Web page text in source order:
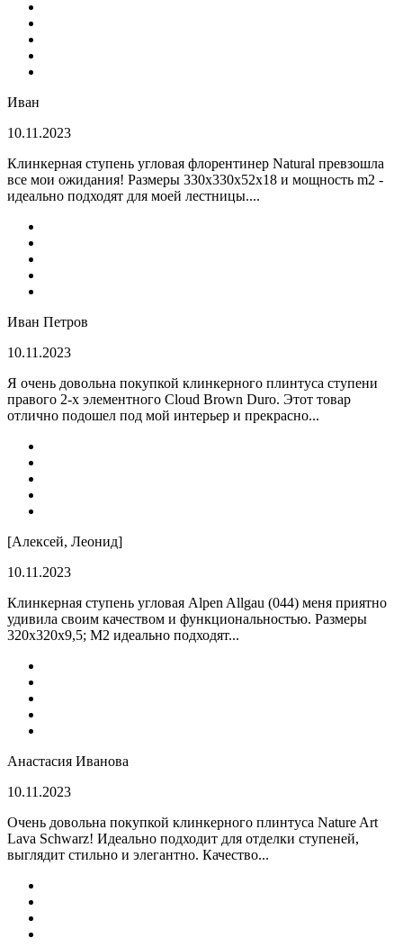
Иван
10.11.2023
Клинкерная ступень угловая флорентинер Natural превзошла
все мои ожидания! Размеры 330х330х52х18 и мощность m2 -
идеально подходят для моей лестницы....
Иван Петров
10.11.2023
Я очень довольна покупкой клинкерного плинтуса ступени
правого 2-х элементного Cloud Brown Duro. Этот товар
отлично подошел под мой интерьер и прекрасно...
[Алексей, Леонид]
10.11.2023
Клинкерная ступень угловая Alpen Allgau (044) меня приятно
удивила своим качеством и функциональностью. Размеры
320x320x9,5; M2 идеально подходят...
Анастасия Иванова
10.11.2023
Очень довольна покупкой клинкерного плинтуса Nature Art
Lava Schwarz! Идеально подходит для отделки ступеней,
выглядит стильно и элегантно. Качество...